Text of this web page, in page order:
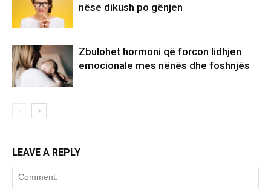
nëse dikush po gënjen
Zbulohet hormoni që forcon lidhjen
emocionale mes nënës dhe foshnjës
LEAVE A REPLY